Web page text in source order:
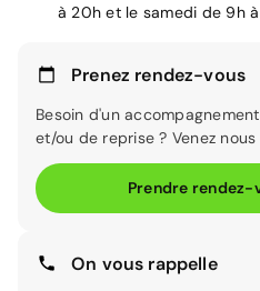
à 20h et le samedi de 9h
Prenez rendez-vous
Besoin d'un
et/ou de reprise ? Venez
Prendre rendez-
On vous rappelle